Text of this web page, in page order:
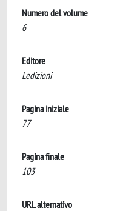
Numero del volume
6
Editore
Ledizioni
Pagina iniziale
77
Pagina finale
103
URL alternativo